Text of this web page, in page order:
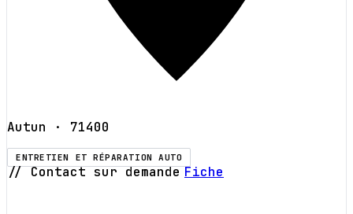
Autun · 71400
ENTRETIEN ET RÉPARATION AUTO
// Contact sur demande Fiche